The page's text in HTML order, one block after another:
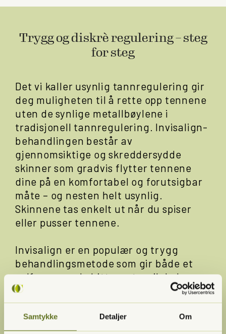
Samtykke Detaljer Om
Trygg og diskrè regulering – steg
for steg
Det vi kaller usynlig tannregulering gir
deg muligheten til å rette opp tennene
uten de synlige metallbøylene i
tradisjonell tannregulering. Invisalign-
behandlingen består av
gjennomsiktige og skreddersydde
skinner som gradvis flytter tennene
dine på en komfortabel og forutsigbar
måte – og nesten helt usynlig.
Skinnene tas enkelt ut når du spiser
eller pusser tennene.
Invisalign er en populær og trygg
behandlingsmetode som gir både et
velfungerende bitt og et smil du kan
være stolt av.
Fordelene med Invisalign: